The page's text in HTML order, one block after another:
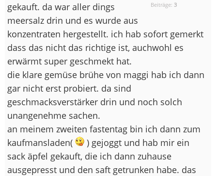
Beiträge:3
gekauft. da war aller dings
meersalz drin und es wurde aus
konzentraten hergestellt. ich hab sofort gemerkt
dass das nicht das richtige ist, auchwohl es
erwärmt super geschmekt hat.
die klare gemüse brühe von maggi hab ich dann
gar nicht erst probiert. da sind
geschmacksverstärker drin und noch solch
unangenehme sachen.
an meinem zweiten fastentag bin ich dann zum
kaufmansladen(
) gejoggt und hab mir ein
sack äpfel gekauft, die ich dann zuhause
ausgepresst und den saft getrunken habe. das